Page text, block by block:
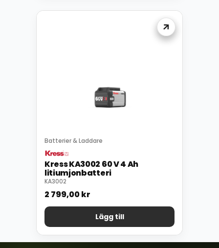
Batterier & Laddare
Kress KA3002 60 V 4 Ah
litiumjonbatteri
KA3002
2 799,00kr
Lägg till